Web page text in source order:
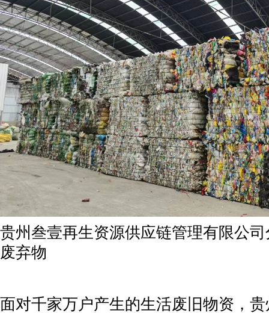
贵州叁壹再生资源供应链管理有限公
废弃物
面对千家万户产生的生活废旧物资，